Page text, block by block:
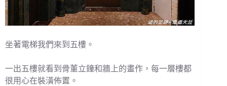
坐著電梯我們來到五樓。
一出五樓就看到骨董立鐘和牆上的畫作，每一層樓都
很用心在裝潢佈置。